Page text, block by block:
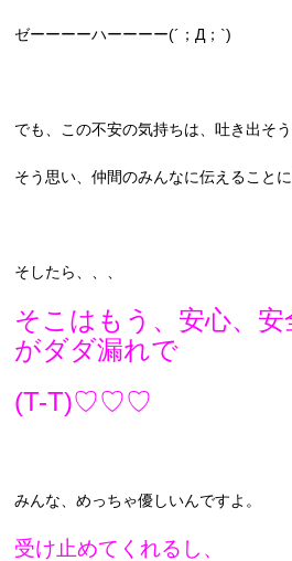
ゼーーーーハーーーー(´；Д；`)
でも、この不安の気持ちは、吐き出そう
そう思い、仲間のみんなに伝えることに
そしたら、、、
そこはもう、安心、
がダダ漏れで
(T-T)♡♡♡
みんな、めっちゃ優しいんですよ。
受け止めてくれるし、